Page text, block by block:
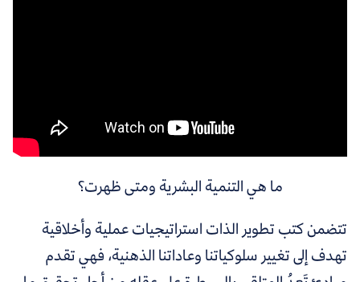
ما هي التنمية البشرية ومتى ظهرت؟
تتضمن كتب تطوير الذات استراتيجيات عملية وأخلاقية
تهدف إلى تغيير سلوكياتنا وعاداتنا الذهنية، فهي تقدم